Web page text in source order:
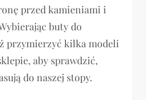
przed kamieniami i
buty do
przymierzyć kilka modeli
aby sprawdzić,
do naszej stopy.